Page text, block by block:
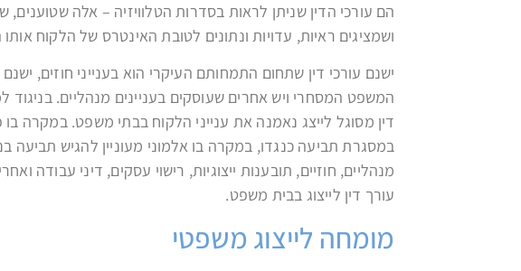
הם עורכי הדין שניתן לראות בסדרות הטלוויזיה – אלה
ושמציגים ראיות, עדויות ונתונים לטובת האינטרס של הלקוח אותו
ישנם עורכי דין שתחום התמחותם העיקרי הוא בענייני חוזים,
המשפט המסחרי ויש אחרים שעוסקים בעניינים מנהליים.
דין מסוגל לייצג נאמנה את ענייני הלקוח בבתי משפט. במקרה
במסגרת תביעה כנגדו, במקרה בו אלמוני מעוניין להגיש תביעה
מנהליים, חוזיים, תובענות ייצוגיות, רישוי עסקים, דיני עבודה
עורך דין לייצוג בבית משפט.
מומחה לייצוג משפטי